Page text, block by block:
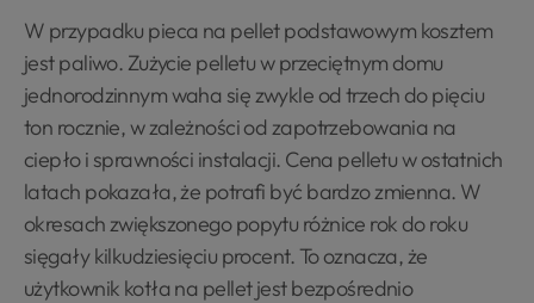
W przypadku pieca na pellet podstawowym kosztem
jest paliwo. Zużycie pelletu w przeciętnym domu
jednorodzinnym waha się zwykle od trzech do pięciu
ton rocznie, w zależności od zapotrzebowania na
ciepło i sprawności instalacji. Cena pelletu w ostatnich
latach pokazała, że potrafi być bardzo zmienna. W
okresach zwiększonego popytu różnice rok do roku
sięgały kilkudziesięciu procent. To oznacza, że
użytkownik kotła na pellet jest bezpośrednio